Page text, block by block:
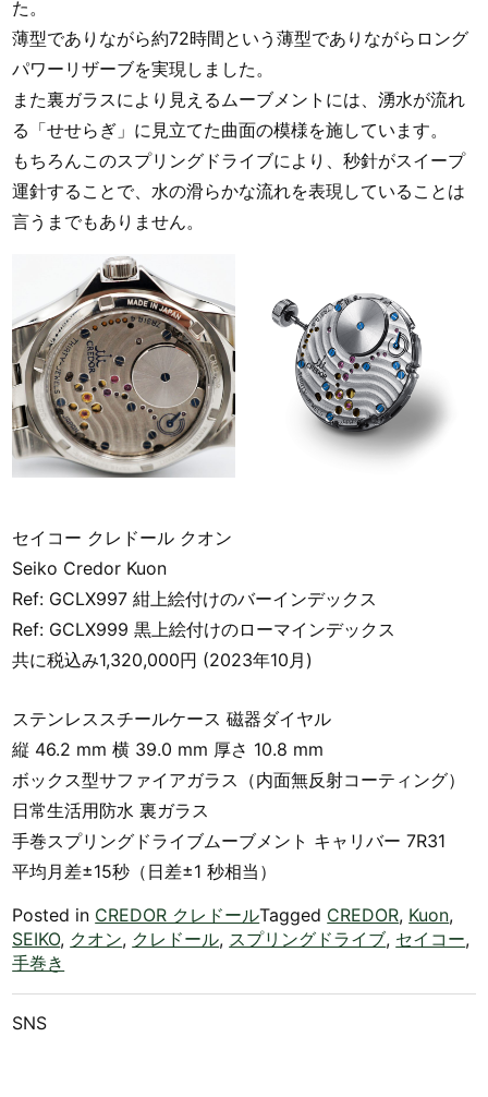
た。
薄型でありながら約72時間という薄型でありながらロング
パワーリザーブを実現しました。
また裏ガラスにより見えるムーブメントには、湧水が流れ
る「せせらぎ」に見立てた曲面の模様を施しています。
もちろんこのスプリングドライブにより、秒針がスイープ
運針することで、水の滑らかな流れを表現していることは
言うまでもありません。
セイコー クレドール クオン
Seiko Credor Kuon
Ref: GCLX997 紺上絵付けのバーインデックス
Ref: GCLX999 黒上絵付けのローマインデックス
共に税込み1,320,000円 (2023年10月)
ステンレススチールケース 磁器ダイヤル
縦 46.2 mm 横 39.0 mm 厚さ 10.8 mm
ボックス型サファイアガラス（内面無反射コーティング）
日常生活用防水 裏ガラス
手巻スプリングドライブムーブメント キャリバー 7R31
平均月差±15秒（日差±1 秒相当）
Posted in CREDOR クレドールTagged CREDOR, Kuon,
SEIKO, クオン, クレドール, スプリングドライブ, セイコー,
手巻き
SNS